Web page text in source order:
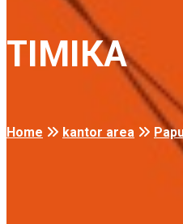
TIMIKA
Home kantor area